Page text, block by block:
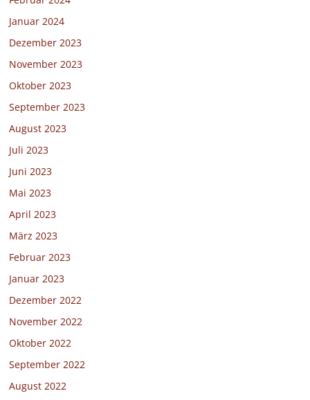
Januar 2024
Dezember 2023
November 2023
Oktober 2023
September 2023
August 2023
Juli 2023
Juni 2023
Mai 2023
April 2023
März 2023
Februar 2023
Januar 2023
Dezember 2022
November 2022
Oktober 2022
September 2022
August 2022